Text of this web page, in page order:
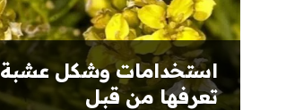
استخدامات وشكل عشبة
تعرفها من قبل